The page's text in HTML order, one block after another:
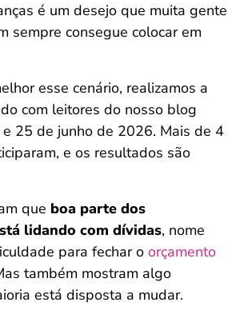
é um desejo que muita gente
sempre consegue colocar em
esse cenário, realizamos a
com leitores do nosso blog
25 de junho de 2026. Mais de 4
e os resultados são
que boa parte dos
lidando com dívidas, nome
para fechar o orçamento
também mostram algo
está disposta a mudar.